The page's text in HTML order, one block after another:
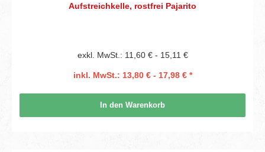
Aufstreichkelle, rostfrei Pajarito
exkl. MwSt.: 11,60 € - 15,11 €
inkl. MwSt.: 13,80 € - 17,98 € *
In den Warenkorb